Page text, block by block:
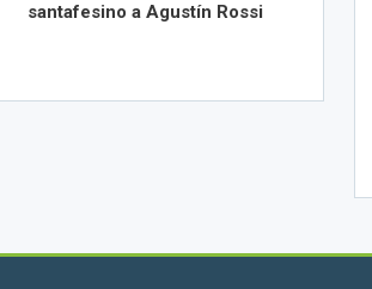
santafesino a Agustín Rossi